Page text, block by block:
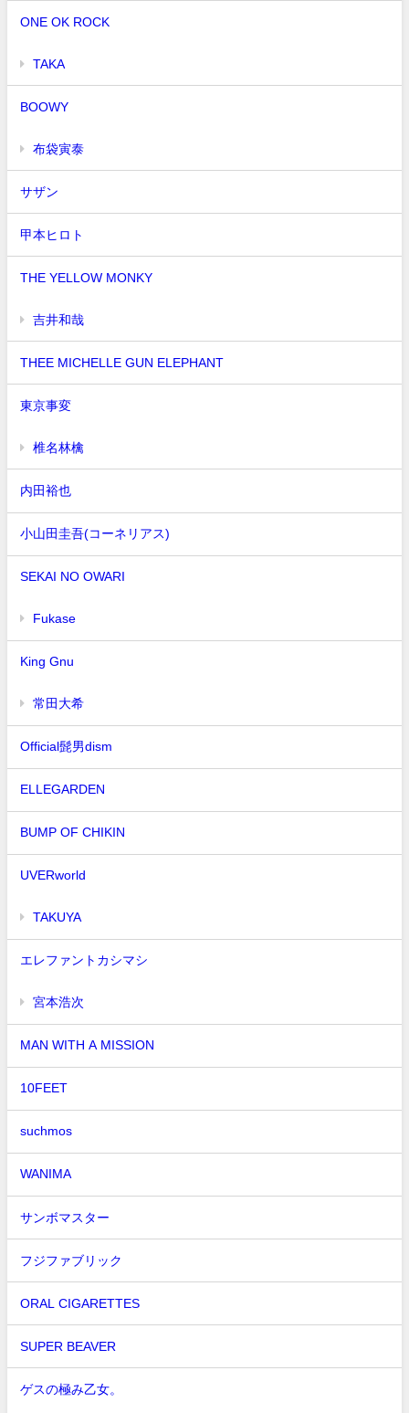
ONE OK ROCK
TAKA
BOOWY
布袋寅泰
サザン
甲本ヒロト
THE YELLOW MONKY
吉井和哉
THEE MICHELLE GUN ELEPHANT
東京事変
椎名林檎
内田裕也
小山田圭吾(コーネリアス)
SEKAI NO OWARI
Fukase
King Gnu
常田大希
Official髭男dism
ELLEGARDEN
BUMP OF CHIKIN
UVERworld
TAKUYA∞
エレファントカシマシ
宮本浩次
MAN WITH A MISSION
10FEET
suchmos
WANIMA
サンボマスター
フジファブリック
ORAL CIGARETTES
SUPER BEAVER
ゲスの極み乙女。